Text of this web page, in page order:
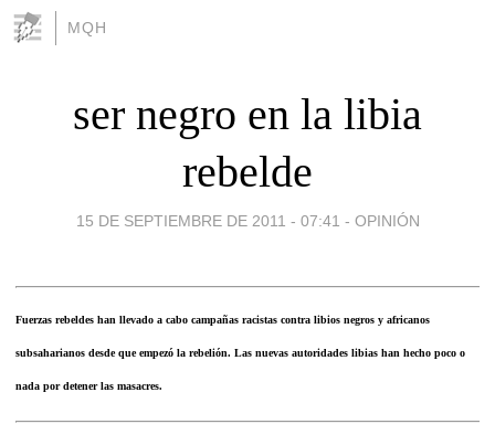
MQH
ser negro en la libia
rebelde
15 DE SEPTIEMBRE DE 2011 - 07:41 - OPINIÓN
Fuerzas rebeldes han llevado a cabo campañas racistas contra libios negros y africanos
subsaharianos desde que empezó la rebelión. Las nuevas autoridades libias han hecho poco o
nada por detener las masacres.